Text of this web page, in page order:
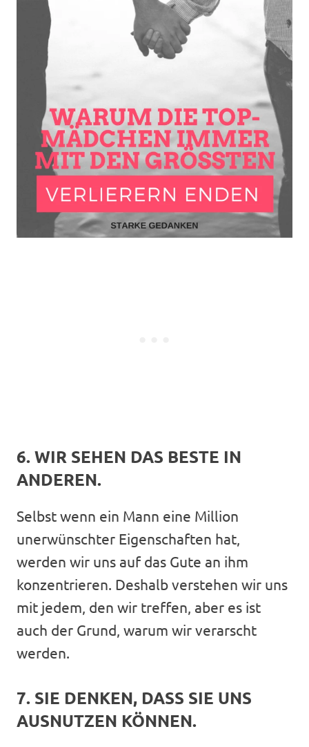
6. WIR SEHEN DAS BESTE IN
ANDEREN.
Selbst wenn ein Mann eine Million
unerwünschter Eigenschaften hat,
werden wir uns auf das Gute an ihm
konzentrieren. Deshalb verstehen wir uns
mit jedem, den wir treffen, aber es ist
auch der Grund, warum wir verarscht
werden.
7. SIE DENKEN, DASS SIE UNS
AUSNUTZEN KÖNNEN.